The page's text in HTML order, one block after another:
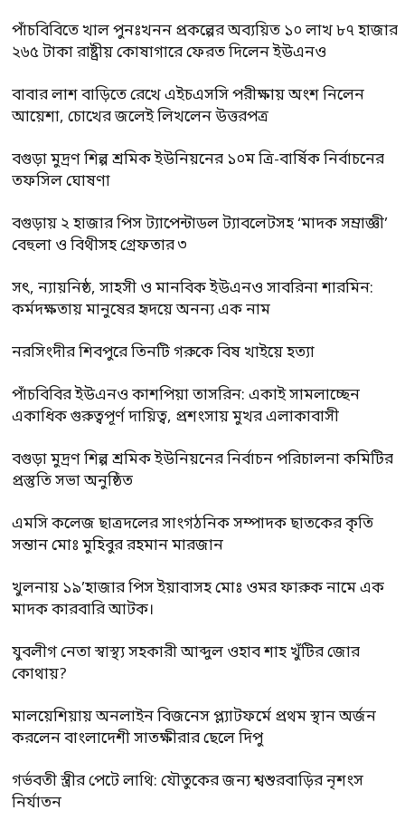
পাঁচবিবিতে খাল পুনঃখনন প্রকল্পের অব্যয়িত ১০ লাখ ৮৭ হাজার
২৬৫ টাকা রাষ্ট্রীয় কোষাগারে ফেরত দিলেন ইউএনও
বাবার লাশ বাড়িতে রেখে এইচএসসি পরীক্ষায় অংশ নিলেন
আয়েশা, চোখের জলেই লিখলেন উত্তরপত্র
বগুড়া মুদ্রণ শিল্প শ্রমিক ইউনিয়নের ১০ম ত্রি-বার্ষিক নির্বাচনের
তফসিল ঘোষণা
বগুড়ায় ২ হাজার পিস ট্যাপেন্টাডল ট্যাবলেটসহ ‘মাদক সম্রাজ্ঞী’
বেহুলা ও বিথীসহ গ্রেফতার ৩
সৎ, ন্যায়নিষ্ঠ, সাহসী ও মানবিক ইউএনও সাবরিনা শারমিন:
কর্মদক্ষতায় মানুষের হৃদয়ে অনন্য এক নাম
নরসিংদীর শিবপুরে তিনটি গরুকে বিষ খাইয়ে হত্যা
পাঁচবিবির ইউএনও কাশপিয়া তাসরিন: একাই সামলাচ্ছেন
একাধিক গুরুত্বপূর্ণ দায়িত্ব, প্রশংসায় মুখর এলাকাবাসী
বগুড়া মুদ্রণ শিল্প শ্রমিক ইউনিয়নের নির্বাচন পরিচালনা কমিটির
প্রস্তুতি সভা অনুষ্ঠিত
এমসি কলেজ ছাত্রদলের সাংগঠনিক সম্পাদক ছাতকের কৃতি
সন্তান মোঃ মুহিবুর রহমান মারজান
খুলনায় ১৯’হাজার পিস ইয়াবাসহ মোঃ ওমর ফারুক নামে এক
মাদক কারবারি আটক।
যুবলীগ নেতা স্বাস্থ্য সহকারী আব্দুল ওহাব শাহ খুঁটির জোর
কোথায়?
মালয়েশিয়ায় অনলাইন বিজনেস প্ল্যাটফর্মে প্রথম স্থান অর্জন
করলেন বাংলাদেশী সাতক্ষীরার ছেলে দিপু
গর্ভবতী স্ত্রীর পেটে লাথি: যৌতুকের জন্য শ্বশুরবাড়ির নৃশংস
নির্যাতন